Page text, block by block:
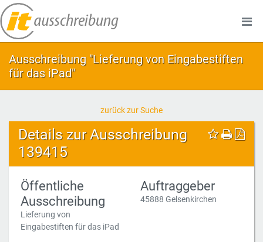
Ausschreibung "Lieferung von Eingabestiften
für das iPad"
zurück zur Suche
Details zur Ausschreibung
139415
Öffentliche
Ausschreibung
Lieferung von
Eingabestiften für das iPad
Auftraggeber
45888 Gelsenkirchen